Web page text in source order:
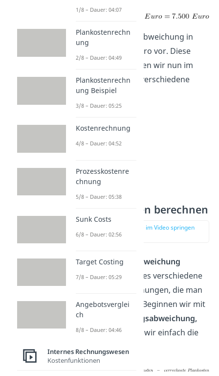
Es liegt also eine Abweichung in
Höhe von 7.500 Euro vor. Diese
Abweichung können wir nun im
Folgenden durch verschiedene
Faktoren erklären.
Abweichungen berechnen
zur Stelle im Video springen
(02:48)
Beschäftigungsabweichung
Wie erwähnt, gibt es verschiedene
Arten von Abweichungen, die man
betrachten muss. Beginnen wir mit
der
Beschäftigungsabweichung,
hierzu verwenden wir einfach die
gegebene Formel:
1/8 – Dauer: 04:07
Plankostenrechn
ung
2/8 – Dauer: 04:49
Plankostenrechn
ung Beispiel
3/8 – Dauer: 05:25
Kostenrechnung
4/8 – Dauer: 04:52
Prozesskostenre
chnung
5/8 – Dauer: 05:38
Sunk Costs
6/8 – Dauer: 02:56
Target Costing
7/8 – Dauer: 05:29
Angebotsverglei
ch
8/8 – Dauer: 04:46
Internes Rechnungswesen
Kostenfunktionen